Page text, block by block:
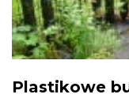
Plastikowe